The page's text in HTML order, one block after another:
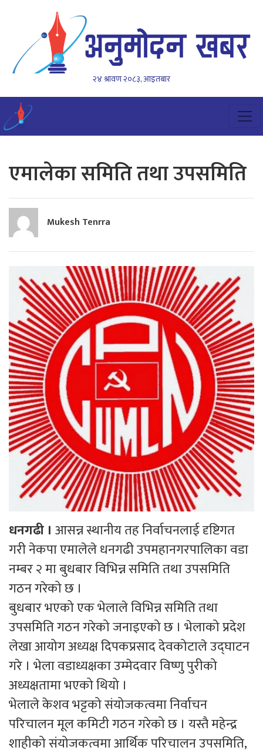
२४ श्रावण २०८३, आइतबार
एमालेका समिति तथा उपसमिति
Mukesh Tenrra
धनगढी । आसन्न स्थानीय तह निर्वाचनलाई दृष्टिगत
गरी नेकपा एमालेले धनगढी उपमहानगरपालिका वडा
नम्बर २ मा बुधबार विभिन्न समिति तथा उपसमिति
गठन गरेको छ ।
बुधबार भएको एक भेलाले विभिन्न समिति तथा
उपसमिति गठन गरेको जनाइएको छ । भेलाको प्रदेश
लेखा आयोग अध्यक्ष दिपकप्रसाद देवकोटाले उद्घाटन
गरे । भेला वडाध्यक्षका उम्मेदवार विष्णु पुरीको
अध्यक्षतामा भएको थियो ।
भेलाले केशव भट्टको संयोजकत्वमा निर्वाचन
परिचालन मूल कमिटी गठन गरेको छ । यस्तै महेन्द्र
शाहीको संयोजकत्वमा आर्थिक परिचालन उपसमिति,